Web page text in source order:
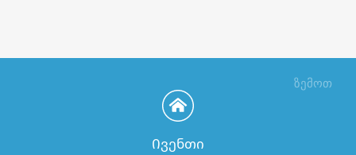
ზემოთ
Ივენთი